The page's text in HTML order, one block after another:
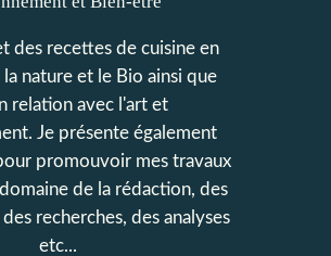
des recettes de cuisine en
nature et le Bio ainsi que
relation avec l'art et
Je présente également
promouvoir mes travaux
de la rédaction, des
recherches, des analyses
etc...